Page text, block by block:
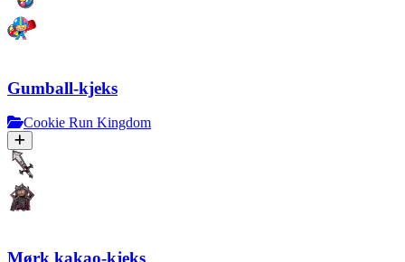
Gumball-kjeks
Cookie Run Kingdom
Mørk kakao-kjeks